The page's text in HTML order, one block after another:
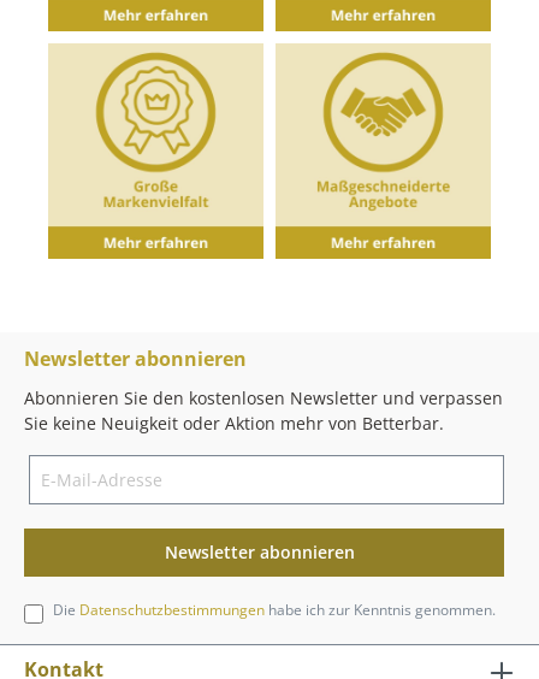
Newsletter abonnieren
Abonnieren Sie den kostenlosen Newsletter und verpassen
Sie keine Neuigkeit oder Aktion mehr von Betterbar.
Newsletter abonnieren
Die Datenschutzbestimmungen habe ich zur Kenntnis genommen.
Kontakt